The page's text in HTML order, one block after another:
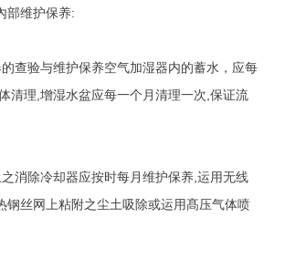
维护保养:
验与维护保养空气加湿器内的蓄水，应每
清理,增湿水盆应每一个月清理一次,保证流
除冷却器应按时每月维护保养,运用无线
钢丝网上粘附之尘土吸除或运用髙压气体喷